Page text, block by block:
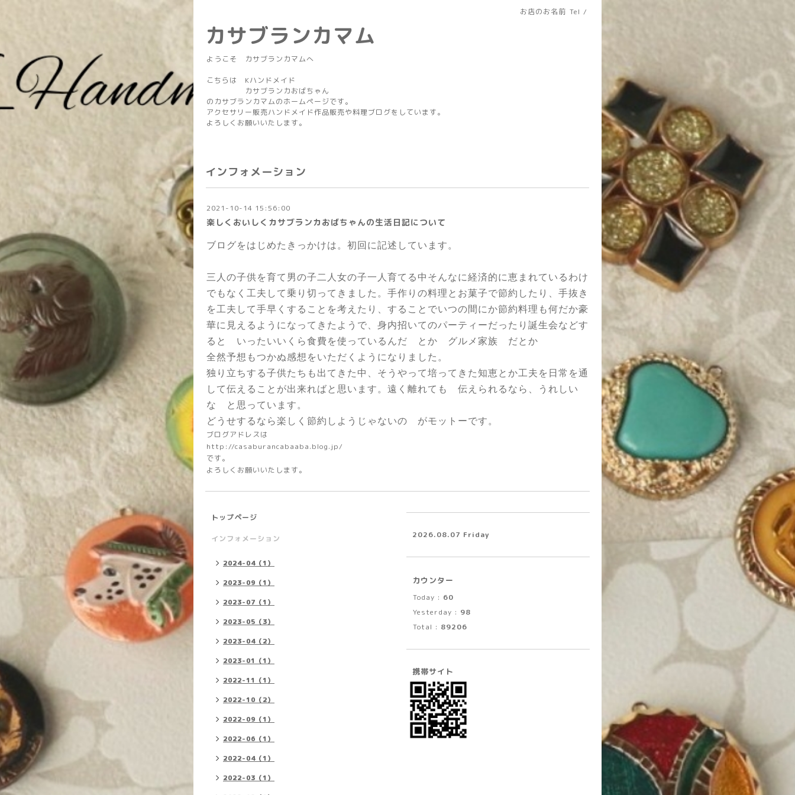
お店のお名前 Tel /
カサブランカマム
ようこそ カサブランカマムへ
こちらは Kハンドメイド
カサブランカおばちゃん
のカサブランカマムのホームページです。
アクセサリー販売ハンドメイド作品販売や料理ブログをしています。
よろしくお願いいたします。
インフォメーション
2021-10-14 15:56:00
楽しくおいしくカサブランカおばちゃんの生活日記について
ブログをはじめたきっかけは 。初回に記述しています。
三人の子供を育て男の子二人女の子一人育てる中そんなに経済的に恵まれているわけ
でもなく工夫して乗り切ってきました。手作りの料理とお菓子で節約したり、手抜き
を工夫して手早くすることを考えたり、することでいつの間にか節約料理も何だか豪
華に見えるようになってきたようで、身内招いてのパーティーだったり誕生会などす
ると いったいいくら食費を使っているんだ とか グルメ家族 だとか
全然予想もつかぬ感想をいただくようになりました。
独り立ちする子供たちも出てきた中、そうやって培ってきた知恵とか工夫を日常を通
して伝えることが出来ればと思います。遠く離れても 伝えられるなら、うれしい
な と思っています。
どうせするなら楽しく節約しようじゃないの がモットーです。
ブログアドレスは
http://casaburancabaaba.blog.jp/
です。
よろしくお願いいたします。
トップページ
インフォメーション
2024-04（1）
2023-09（1）
2023-07（1）
2023-05（3）
2023-04（2）
2023-01（1）
2022-11（1）
2022-10（2）
2022-09（1）
2022-06（1）
2022-04（1）
2022-03（1）
2026.08.07 Friday
カウンター
Today : 60
Yesterday : 98
Total : 89206
携帯サイト